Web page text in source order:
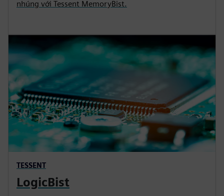
nhúng với Tessent MemoryBist.
TESSENT
LogicBist